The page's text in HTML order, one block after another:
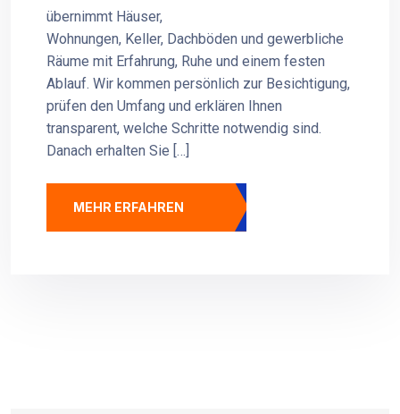
übernimmt Häuser,
Wohnungen, Keller, Dachböden und gewerbliche
Räume mit Erfahrung, Ruhe und einem festen
Ablauf. Wir kommen persönlich zur Besichtigung,
prüfen den Umfang und erklären Ihnen
transparent, welche Schritte notwendig sind.
Danach erhalten Sie […]
MEHR ERFAHREN